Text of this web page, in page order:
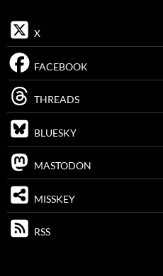
X
FACEBOOK
THREADS
BLUESKY
MASTODON
MISSKEY
RSS